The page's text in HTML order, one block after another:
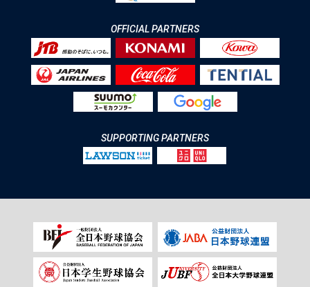
OFFICIAL PARTNERS
SUPPORTING PARTNERS